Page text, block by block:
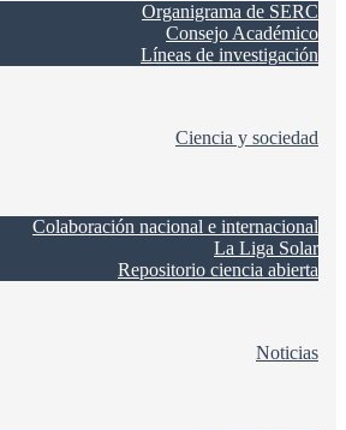
Organigrama de SERC
Consejo Académico
Líneas de investigación
Ciencia y sociedad
Colaboración nacional e internacional
La Liga Solar
Repositorio ciencia abierta
Noticias